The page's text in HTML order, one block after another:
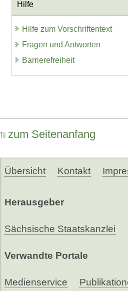
Hilfe
Hilfe zum Vorschriftentext
Fragen und Antworten
Barrierefreiheit
zum Seitenanfang
Übersicht Kontakt
Herausgeber
Sächsische Staatskanzlei
Verwandte Portale
Medienservice